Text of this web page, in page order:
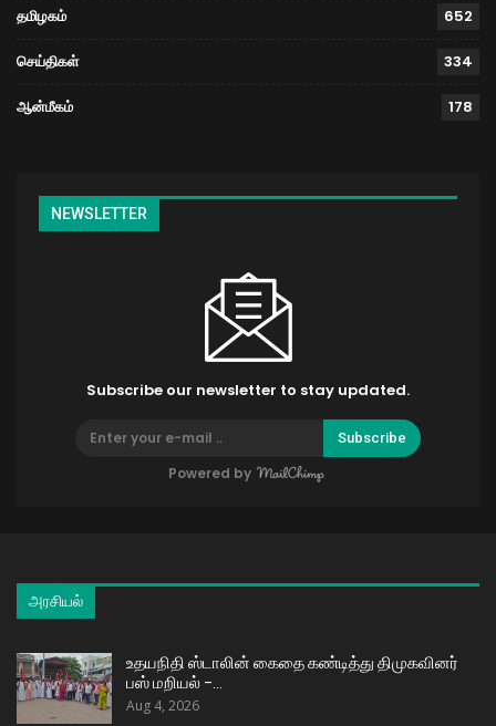
தமிழகம் 652
செய்திகள் 334
ஆன்மீகம் 178
NEWSLETTER
Subscribe our newsletter to stay updated.
Subscribe
Powered by
அரசியல்
உதயநிதி ஸ்டாலின் கைதை கண்டித்து திமுகவினர்
பஸ் மறியல் –…
Aug 4, 2026